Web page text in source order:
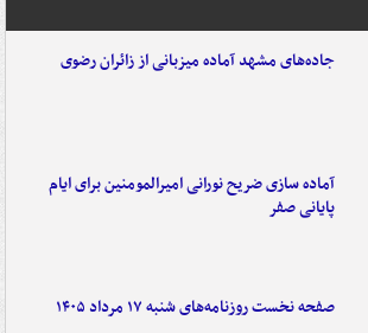
جاده‌های مشهد آماده میزبانی از زائران رضوی
آماده سازی ضریح نورانی امیرالمومنین برای ایام
پایانی صفر
صفحه نخست روزنامه‌های شنبه ۱۷ مرداد ۱۴۰۵